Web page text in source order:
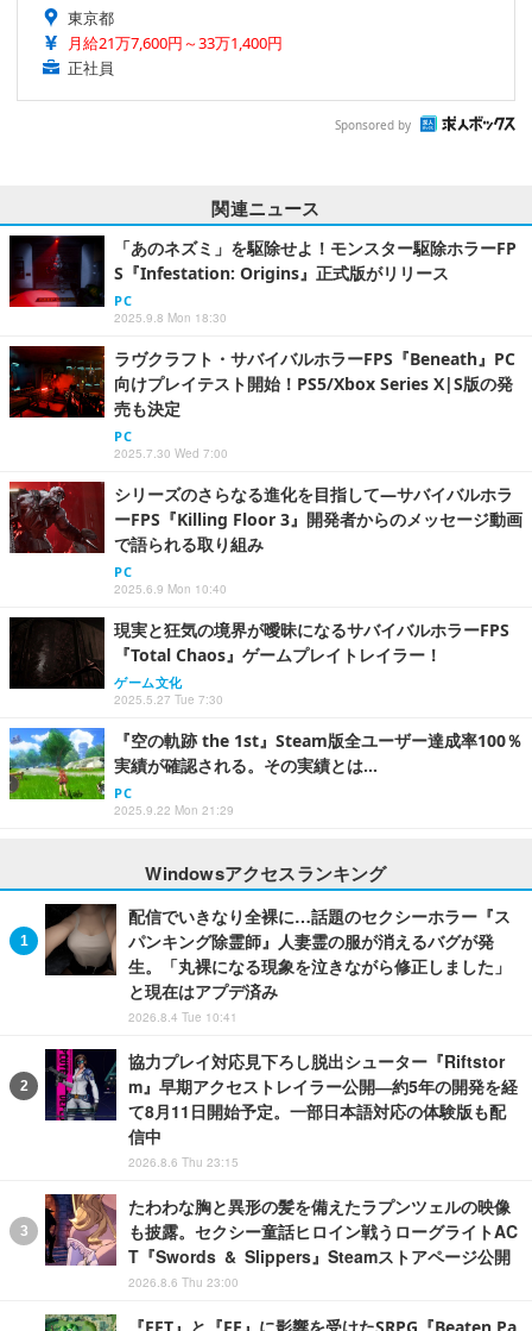
東京都
月給21万7,600円～33万1,400円
正社員
Sponsored by
関連ニュース
「あのネズミ」を駆除せよ！モンスター駆除ホラーFP
S『Infestation: Origins』正式版がリリース
PC
2025.9.8 Mon 18:30
ラヴクラフト・サバイバルホラーFPS『Beneath』PC
向けプレイテスト開始！PS5/Xbox Series X|S版の発
売も決定
PC
2025.7.30 Wed 7:00
シリーズのさらなる進化を目指して―サバイバルホラ
ーFPS『Killing Floor 3』開発者からのメッセージ動画
で語られる取り組み
PC
2025.6.9 Mon 10:40
現実と狂気の境界が曖昧になるサバイバルホラーFPS
『Total Chaos』ゲームプレイトレイラー！
ゲーム文化
2025.5.27 Tue 7:30
『空の軌跡 the 1st』Steam版全ユーザー達成率100％
実績が確認される。その実績とは…
PC
2025.9.22 Mon 21:29
Windowsアクセスランキング
配信でいきなり全裸に…話題のセクシーホラー『ス
パンキング除霊師』人妻霊の服が消えるバグが発
生。「丸裸になる現象を泣きながら修正しました」
と現在はアプデ済み
2026.8.4 Tue 10:41
協力プレイ対応見下ろし脱出シューター『Riftstor
m』早期アクセストレイラー公開―約5年の開発を経
て8月11日開始予定。一部日本語対応の体験版も配
信中
2026.8.6 Thu 23:15
たわわな胸と異形の髪を備えたラプンツェルの映像
も披露。セクシー童話ヒロイン戦うローグライトAC
T『Swords & Slippers』Steamストアページ公開
2026.8.6 Thu 23:00